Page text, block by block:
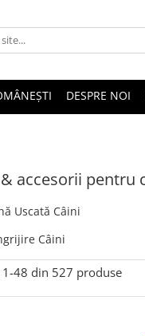
DESPRE NOI
accesorii pentru
Uscată Câini
Câini
1-48 din 527 produse